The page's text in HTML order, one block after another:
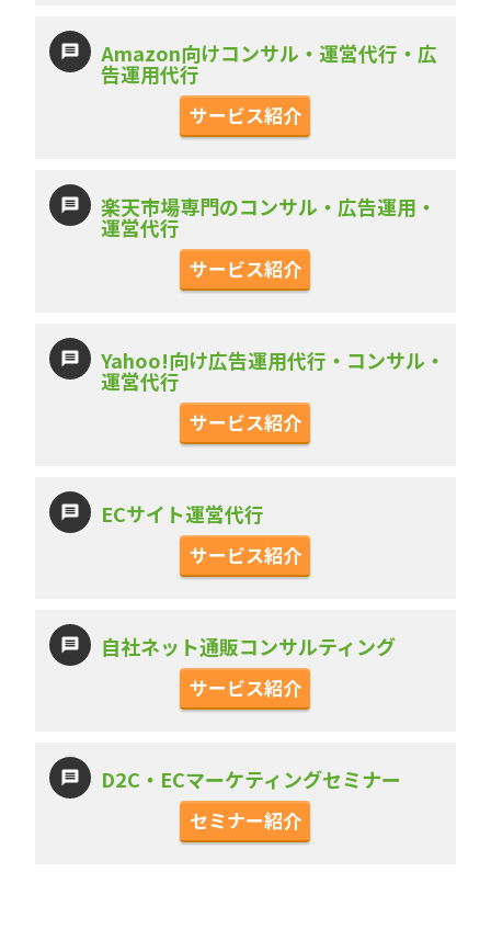
Amazon向けコンサル・運営代行・広
告運用代行
サービス紹介
楽天市場専門のコンサル・広告運用・
運営代行
サービス紹介
Yahoo!向け広告運用代行・コンサル・
運営代行
サービス紹介
ECサイト運営代行
サービス紹介
自社ネット通販コンサルティング
サービス紹介
D2C・ECマーケティングセミナー
セミナー紹介